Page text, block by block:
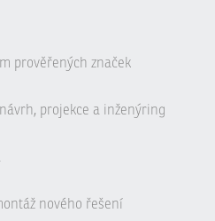
prověřených značek
projekce a inženýring
nového řešení